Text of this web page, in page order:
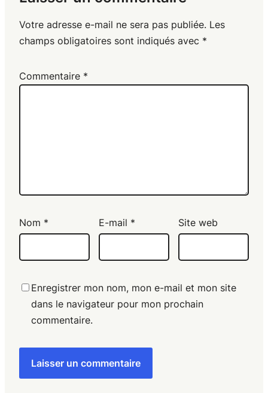
Votre adresse e-mail ne sera pas publiée. Les
champs obligatoires sont indiqués avec *
Commentaire *
Nom * E-mail * Site web
Enregistrer mon nom, mon e-mail et mon site
dans le navigateur pour mon prochain
commentaire.